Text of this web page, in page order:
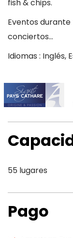
fish & chips.
Eventos
conciertos…
Idiomas : Inglés,
55 lugares
Pago